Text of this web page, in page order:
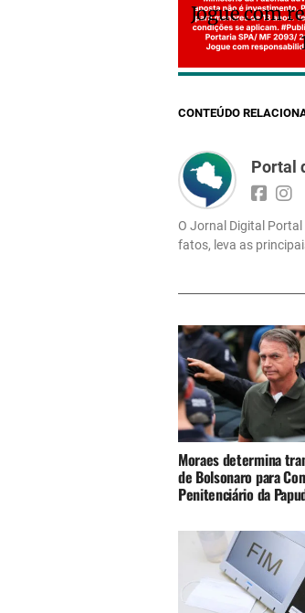
Jogue com
CONTEÚDO
Portal
O Jornal Digital
fatos, leva as
Moraes determina
de Bolsonaro para
Penitenciário da